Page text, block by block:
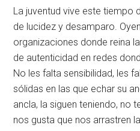
La juventud vive este tiempo
de lucidez y desamparo.
organizaciones donde reina
de autenticidad en redes
No les falta sensibilidad, les
sólidas en las que echar su
ancla, la siguen teniendo, no
nos gusta que nos arrastren